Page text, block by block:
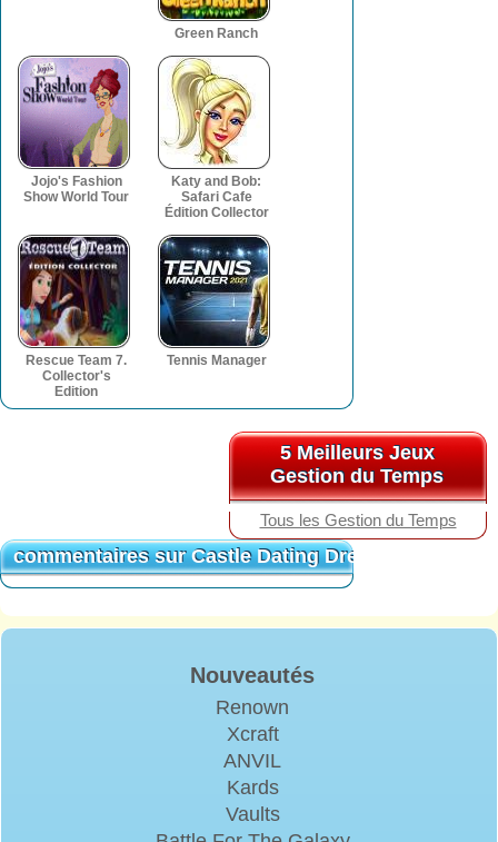
Green Ranch
Jojo's Fashion
Show World Tour
Katy and Bob:
Safari Cafe
Édition Collector
Rescue Team 7.
Collector's
Edition
Tennis Manager
5 Meilleurs Jeux
5 Meilleurs Jeux
Gestion du Temps
Gestion du Temps
Tous les Gestion du Temps
commentaires sur Castle Dating Dress Up
commentaires sur Castle Dating Dress Up
Nouveautés
Renown
Xcraft
ANVIL
Kards
Vaults